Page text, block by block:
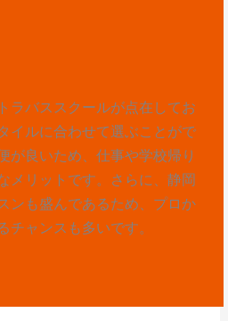
ラバススクールが点在してお
イルに合わせて選ぶことがで
が良いため、仕事や学校帰り
メリットです。さらに、静岡
ンも盛んであるため、プロか
チャンスも多いです。